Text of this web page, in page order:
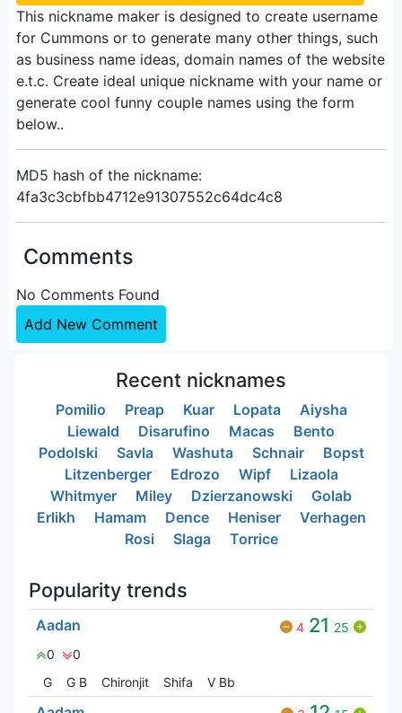
This nickname maker is designed to create username
for Cummons or to generate many other things, such
as business name ideas, domain names of the website
e.t.c. Create ideal unique nickname with your name or
generate cool funny couple names using the form
below..
MD5 hash of the nickname:
4fa3c3cbfbb4712e91307552c64dc4c8
Comments
No Comments Found
Add New Comment
Recent nicknames
Pomilio Preap Kuar Lopata
Aiysha
Liewald
Disarufino Macas
Bento
Podolski
Savla Washuta Schnair
Bopst
Litzenberger
Edrozo Wipf
Lizaola
Whitmyer
Miley Dzierzanowski
Golab
Erlikh
Hamam Dence Heniser
Verhagen
Rosi
Slaga Torrice
Popularity trends
Aadan 4 21 25
0
0
G
G‎ B Chironjit Shifa V Bㅤb